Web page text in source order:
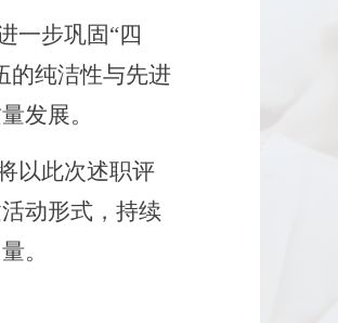
一步巩固“四
的纯洁性与先进
发展。
以此次述职评
动形式，持续
。